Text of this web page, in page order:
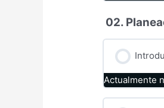
02.
Actualmente